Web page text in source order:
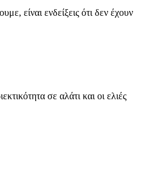
είναι ενδείξεις ότι δεν έχουν
σε αλάτι και οι ελιές